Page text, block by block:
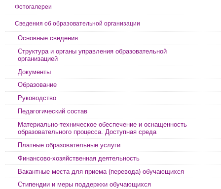
Фотогалереи
Сведения об образовательной организации
Основные сведения
Структура и органы управления образовательной
организацией
Документы
Образование
Руководство
Педагогический состав
Материально-техническое обеспечение и оснащенность
образовательного процесса. Доступная среда
Платные образовательные услуги
Финансово-хозяйственная деятельность
Вакантные места для приема (перевода) обучающихся
Стипендии и меры поддержки обучающихся